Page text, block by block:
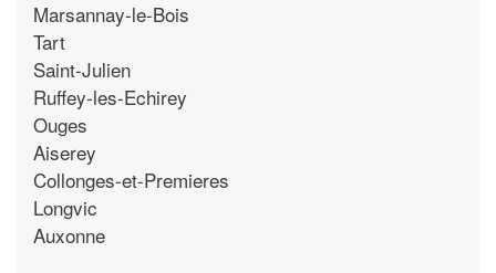
Marsannay-le-Bois
Tart
Saint-Julien
Ruffey-les-Echirey
Ouges
Aiserey
Collonges-et-Premieres
Longvic
Auxonne